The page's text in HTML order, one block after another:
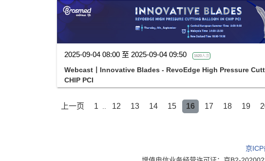
2025-09-04 08:00 至 2025-09-04 09:50 1620人次
Webcast丨Innovative Blades - RevoEdge High Pressure
CHIP PCI
上一页 1 12 13 14 15 16 17 18 19
京